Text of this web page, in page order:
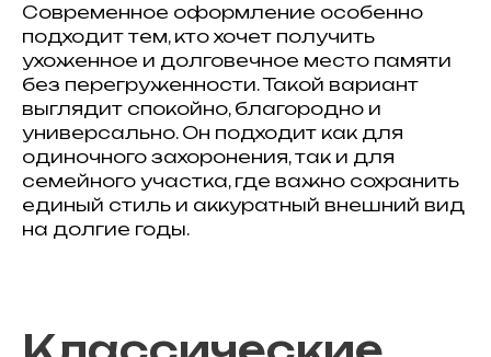
Современное оформление особенно
подходит тем, кто хочет получить
ухоженное и долговечное место памяти
без перегруженности. Такой вариант
выглядит спокойно, благородно и
универсально. Он подходит как для
одиночного захоронения, так и для
семейного участка, где важно сохранить
единый стиль и аккуратный внешний вид
на долгие годы.